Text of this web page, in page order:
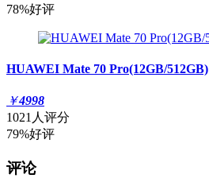
78%好评
HUAWEI Mate 70 Pro(12GB/512GB)
￥4998
1021人评分
79%好评
评论